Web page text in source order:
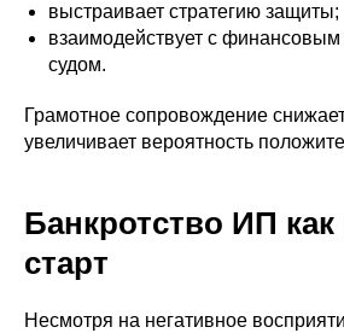
выстраивает стратегию защиты;
взаимодействует с
судом.
Грамотное сопровождение
увеличивает вероятность
Банкротство ИП
старт
Несмотря на негативное